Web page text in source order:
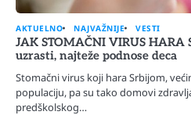
AKTUELNO NAJVAŽNIJE VESTI
JAK STOMAČNI VIRUS HARA
uzrasti, najteže podnose deca
Stomačni virus koji hara Srbijom,
populaciju, pa su tako domovi
predškolskog…